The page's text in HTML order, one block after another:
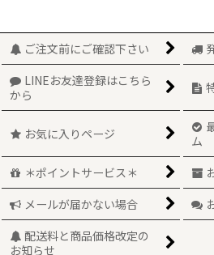
ご注文前にご確認下さい
LINEお友達登録はこちら
から
お気に入りページ
ム
＊ポイントサービス＊
メールが届かない場合
配送料と商品価格改定の
お知らせ